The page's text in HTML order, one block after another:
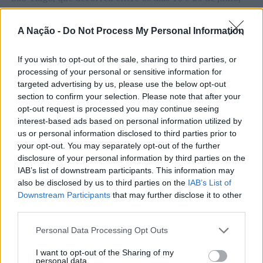
A Nação - Do Not Process My Personal Information
If you wish to opt-out of the sale, sharing to third parties, or
processing of your personal or sensitive information for
targeted advertising by us, please use the below opt-out
section to confirm your selection. Please note that after your
opt-out request is processed you may continue seeing
interest-based ads based on personal information utilized by
us or personal information disclosed to third parties prior to
your opt-out. You may separately opt-out of the further
disclosure of your personal information by third parties on the
IAB’s list of downstream participants. This information may
also be disclosed by us to third parties on the IAB’s List of
Downstream Participants that may further disclose it to other
Personal Data Processing Opt Outs
I want to opt-out of the Sharing of my
personal data.
na Covilhã, sendo considerada um dos mais antigos
certames populares de Portugal. Com origens medievais
e realizada anualmente na “Cidade Neve”, a feira conjuga
tradição, atividade económica, comércio, gastronomia,
animação cultural e divulgação empresarial,
constituindo um dos principais momentos de promoção
do município e da Beira Interior.
Para António Carlos, o crescimento alcançado ao longo
dos últimos anos representa o cumprimento dos
objetivos que traçou quando iniciou o seu percurso no
setor imobiliário. O empresário considera que o
reconhecimento conquistado resulta da proximidade
com a comunidade e da capacidade de apoiar não apenas
explicou, esse envolvimento tem permitido “consolidar a
sua presença em vários concelhos da Beira Interior e
ATUALIDADE
Rio de Janeiro: Governo do Estado
propõe parceria com a FUNCEX para
“reforçar inteligência sobre
comércio exterior”
10 horas atrás
06/08/2026